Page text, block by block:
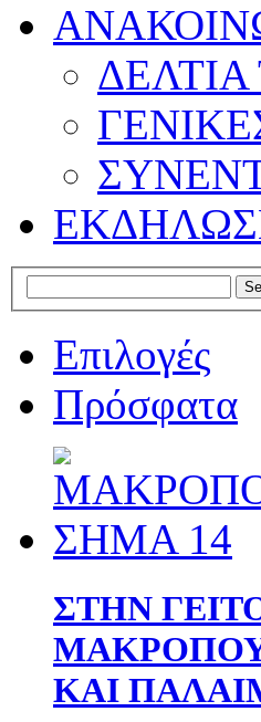
Επιλογές
Πρόσφατα
ΣΤΗΝ
ΚΑΙ